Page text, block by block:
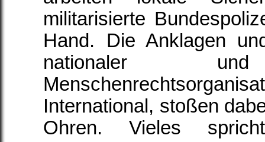
militarisierte
Hand. Die Anklagen
nationaler und
International, stoßen
Ohren. Vieles